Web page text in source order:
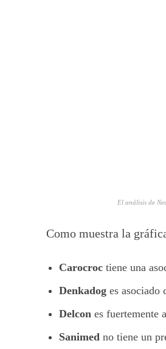
El análisis de
Como muestra la
Carocroc tiene una
Denkadog es asociado
Delcon es fuertemente
Sanimed no tiene un